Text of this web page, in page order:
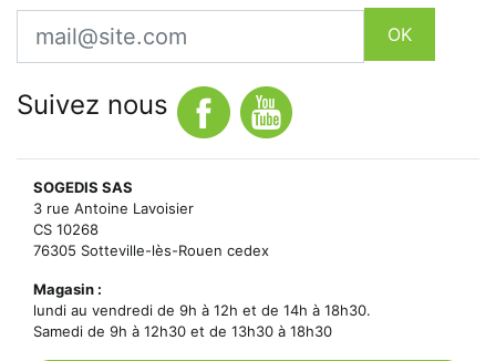
Email
OK
Suivez nous
SOGEDIS SAS
3 rue Antoine Lavoisier
CS 10268
76305 Sotteville-lès-Rouen cedex
Magasin :
lundi au vendredi de 9h à 12h et de 14h à 18h30.
Samedi de 9h à 12h30 et de 13h30 à 18h30